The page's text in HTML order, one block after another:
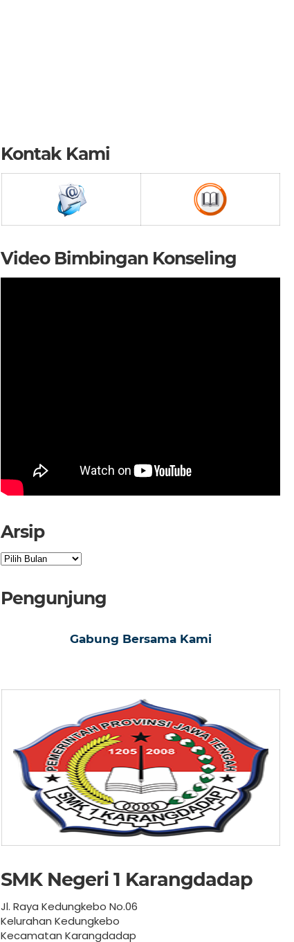
Kontak Kami
Video Bimbingan Konseling
Arsip
Arsip
Pengunjung
Gabung Bersama Kami
SMK Negeri 1 Karangdadap
Jl. Raya Kedungkebo No.06
Kelurahan Kedungkebo
Kecamatan Karangdadap